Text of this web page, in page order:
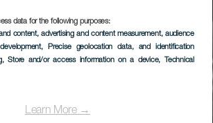
data for the following purposes:
content, advertising and content measurement, audience
, Precise geolocation data, and identification
, Store and/or access information on a device, Technical
Learn More →